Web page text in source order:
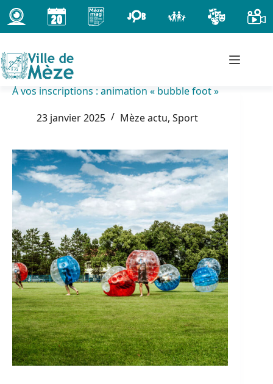
Passer
au
contenu
À vos inscriptions : animation « bubble foot »
23 janvier 2025
Mèze actu, Sport